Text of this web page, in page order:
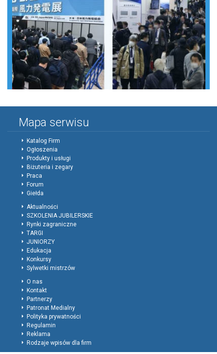
Mapa serwisu
Katalog Firm
Ogłoszenia
Produkty i usługi
Biżuteria i zegary
Praca
Forum
Giełda
Aktualności
SZKOLENIA JUBILERSKIE
Rynki zagraniczne
TARGI
JUNIORZY
Edukacja
Konkursy
Sylwetki mistrzów
O nas
Kontakt
Partnerzy
Patronat Medialny
Polityka prywatności
Regulamin
Reklama
Rodzaje wpisów dla firm